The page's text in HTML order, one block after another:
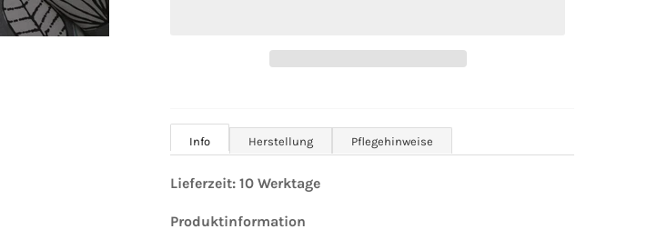
Info Herstellung Pflegehinweise
Lieferzeit: 10 Werktage
Produktinformation